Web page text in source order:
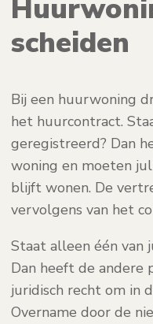
scheiden
Bij een huurwoning
het huurcontract.
geregistreerd? Dan
woning en moeten
blijft wonen. De
vervolgens van het
Staat alleen één van
Dan heeft de andere
juridisch recht om in
Overname door de